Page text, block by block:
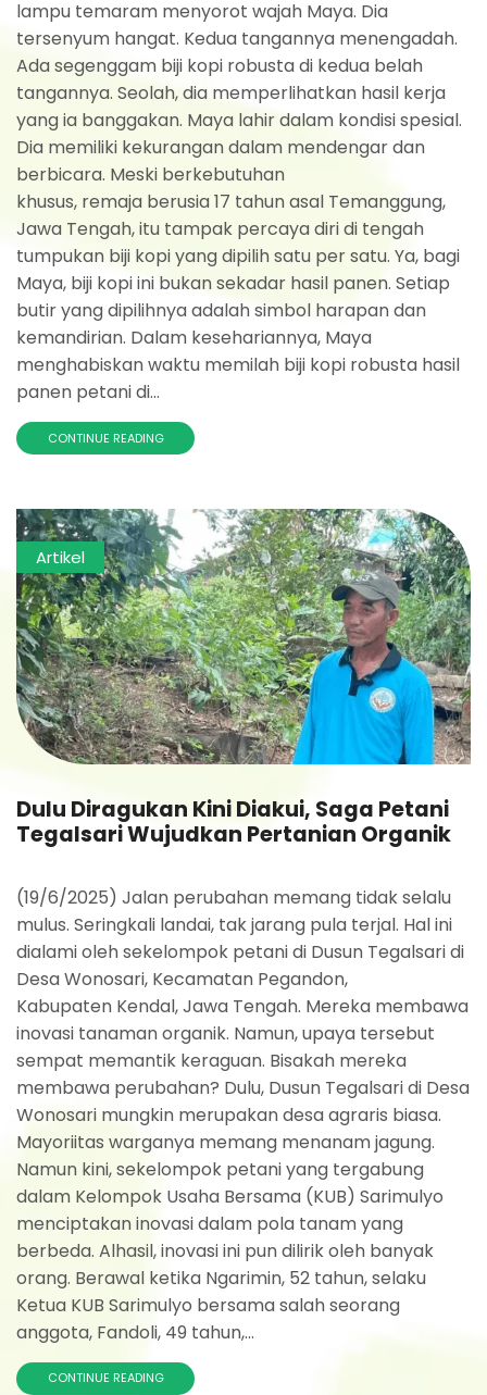
lampu temaram menyorot wajah Maya. Dia
tersenyum hangat. Kedua tangannya menengadah.
Ada segenggam biji kopi robusta di kedua belah
tangannya. Seolah, dia memperlihatkan hasil kerja
yang ia banggakan. Maya lahir dalam kondisi spesial.
Dia memiliki kekurangan dalam mendengar dan
berbicara. Meski berkebutuhan
khusus, remaja berusia 17 tahun asal Temanggung,
Jawa Tengah, itu tampak percaya diri di tengah
tumpukan biji kopi yang dipilih satu per satu. Ya, bagi
Maya, biji kopi ini bukan sekadar hasil panen. Setiap
butir yang dipilihnya adalah simbol harapan dan
kemandirian. Dalam kesehariannya, Maya
menghabiskan waktu memilah biji kopi robusta hasil
panen petani di...
CONTINUE READING
Artikel
Dulu Diragukan Kini Diakui, Saga Petani
Tegalsari Wujudkan Pertanian Organik
(19/6/2025) Jalan perubahan memang tidak selalu
mulus. Seringkali landai, tak jarang pula terjal. Hal ini
dialami oleh sekelompok petani di Dusun Tegalsari di
Desa Wonosari, Kecamatan Pegandon,
Kabupaten Kendal, Jawa Tengah. Mereka membawa
inovasi tanaman organik. Namun, upaya tersebut
sempat memantik keraguan. Bisakah mereka
membawa perubahan? Dulu, Dusun Tegalsari di Desa
Wonosari mungkin merupakan desa agraris biasa.
Mayoriitas warganya memang menanam jagung.
Namun kini, sekelompok petani yang tergabung
dalam Kelompok Usaha Bersama (KUB) Sarimulyo
menciptakan inovasi dalam pola tanam yang
berbeda. Alhasil, inovasi ini pun dilirik oleh banyak
orang. Berawal ketika Ngarimin, 52 tahun, selaku
Ketua KUB Sarimulyo bersama salah seorang
anggota, Fandoli, 49 tahun,...
CONTINUE READING